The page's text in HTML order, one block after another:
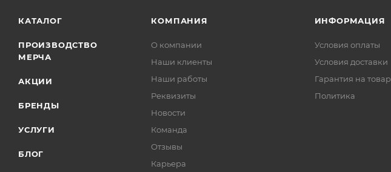
КАТАЛОГ
ПРОИЗВОДСТВО
МЕРЧА
АКЦИИ
БРЕНДЫ
УСЛУГИ
БЛОГ
КОМПАНИЯ
О компании
Наши клиенты
Наши работы
Реквизиты
Новости
Команда
Отзывы
Карьера
ИНФОРМАЦИЯ
Условия оплаты
Условия доставки
Гарантия на товар
Политика